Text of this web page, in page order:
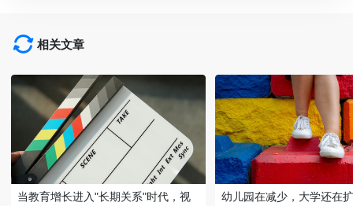
相关文章
当教育增长进入"长期关系"时代，视
幼儿园在减少，大学还在